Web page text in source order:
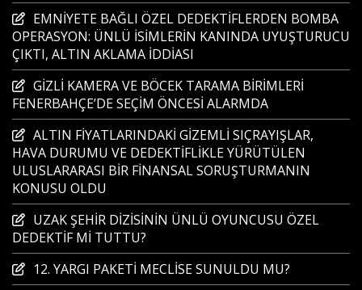
EMNİYETE BAĞLI ÖZEL DEDEKTİFLERDEN BOMBA
OPERASYON: ÜNLÜ İSİMLERİN KANINDA UYUŞTURUCU
ÇIKTI, ALTIN AKLAMA İDDİASI
GİZLİ KAMERA VE BÖCEK TARAMA BİRİMLERİ
FENERBAHÇE’DE SEÇİM ÖNCESİ ALARMDA
ALTIN FİYATLARINDAKİ GİZEMLİ SIÇRAYIŞLAR,
HAVA DURUMU VE DEDEKTİFLİKLE YÜRÜTÜLEN
ULUSLARARASI BİR FİNANSAL SORUŞTURMANIN
KONUSU OLDU
UZAK ŞEHİR DİZİSİNİN ÜNLÜ OYUNCUSU ÖZEL
DEDEKTİF Mİ TUTTU?
12. YARGI PAKETİ MECLİSE SUNULDU MU?